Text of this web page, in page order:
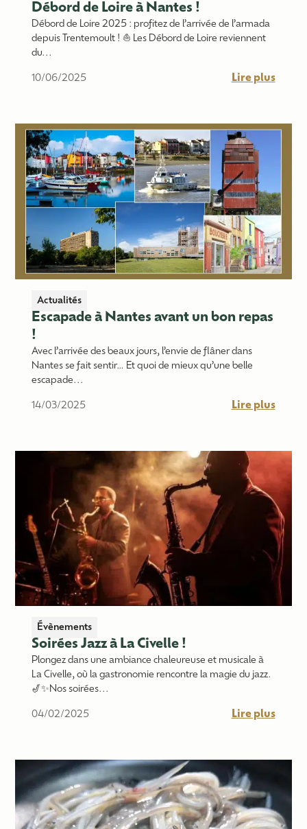
Débord de Loire à Nantes !
Débord de Loire 2025 : profitez de l’arrivée de l’armada
depuis Trentemoult ! ⛵ Les Débord de Loire reviennent
du...
10/06/2025 Lire plus
Actualités
Escapade à Nantes avant un bon repas
!
Avec l’arrivée des beaux jours, l’envie de flâner dans
Nantes se fait sentir… Et quoi de mieux qu’une belle
escapade...
14/03/2025 Lire plus
Évènements
Soirées Jazz à La Civelle !
Plongez dans une ambiance chaleureuse et musicale à
La Civelle, où la gastronomie rencontre la magie du jazz.
🎷✨Nos soirées...
04/02/2025 Lire plus